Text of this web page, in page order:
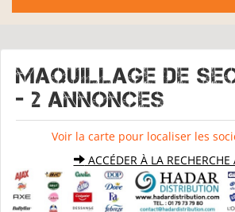
MAQUILLAGE DE
- 2 Annonces
Voir la carte pour localiser les
ACCÉDER À LA RECHERCHE